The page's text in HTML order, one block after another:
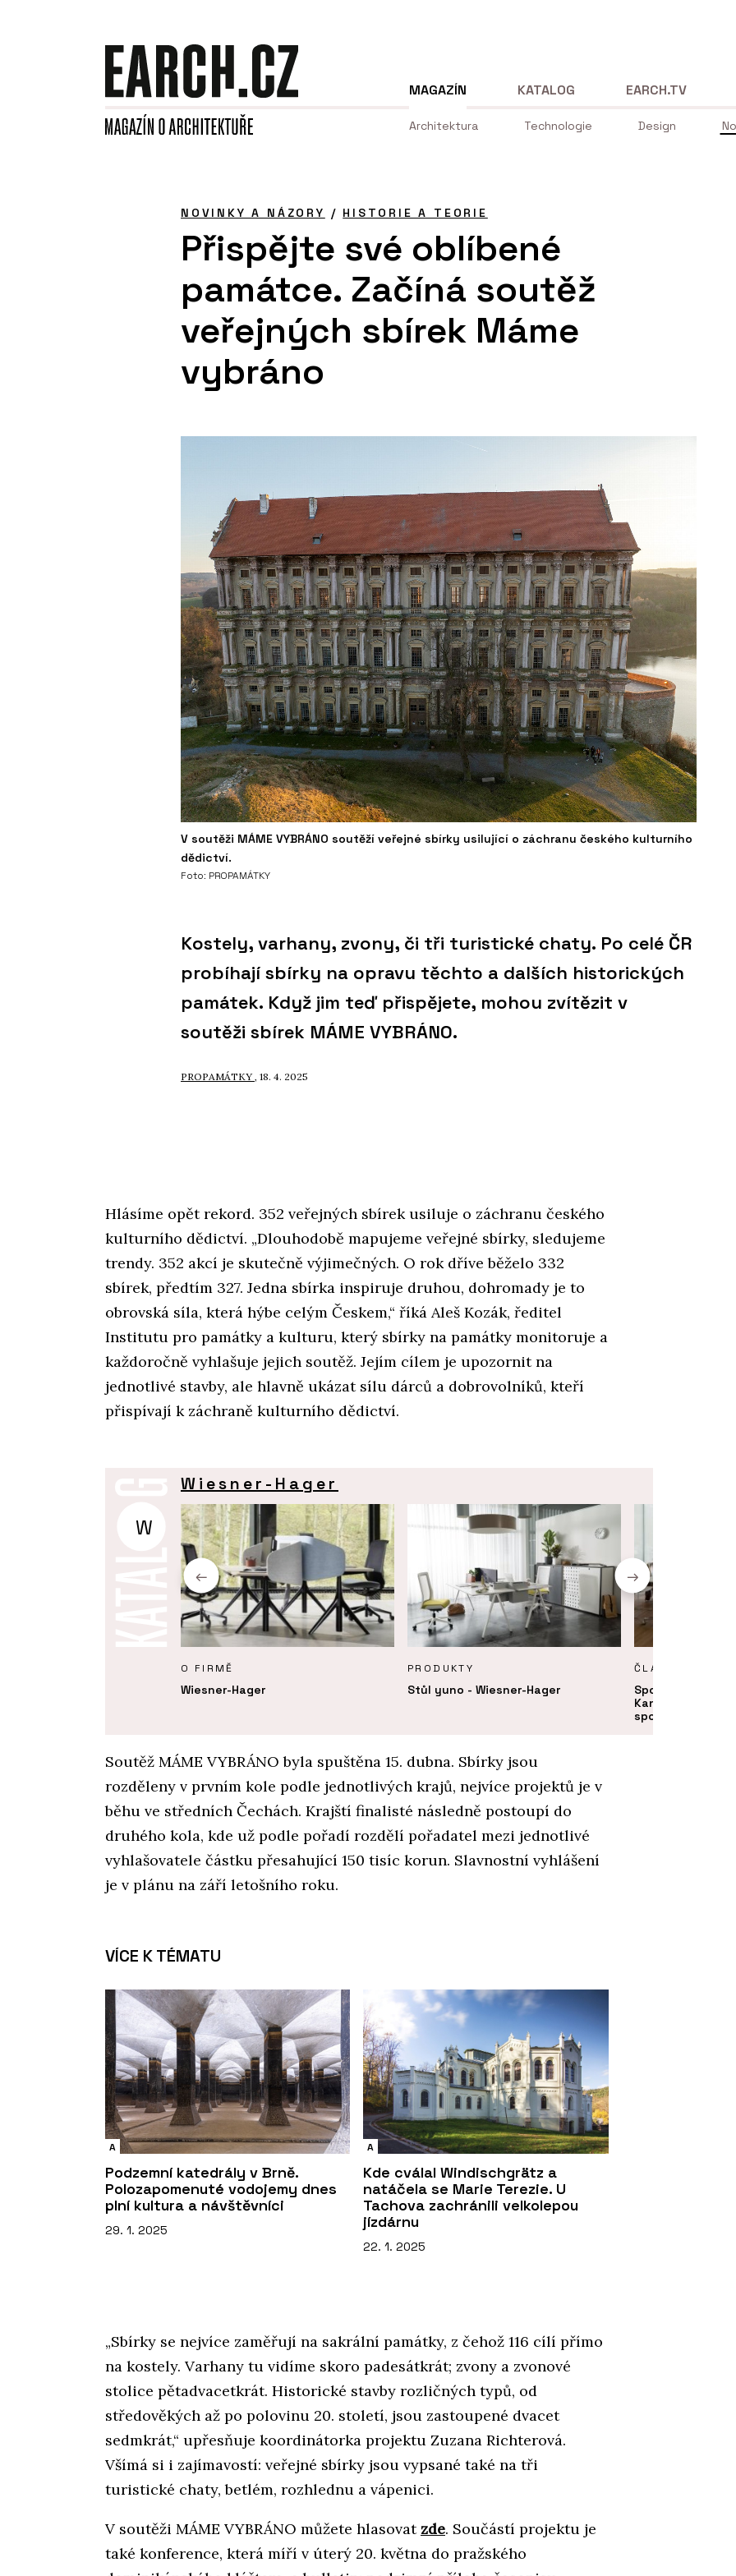
MAGAZÍN
Architektura Technologie Design
KATALOG EARCH.TV
NOVINKY A NÁZORY / HISTORIE A TEORIE
Přispějte své oblíbené
památce. Začíná soutěž
veřejných sbírek Máme
vybráno
V soutěži MÁME VYBRÁNO soutěží veřejné sbírky usilující o záchranu českého kulturního
dědictví.
Foto: PROPAMÁTKY
Kostely, varhany, zvony, či tři turistické chaty. Po celé ČR
probíhají sbírky na opravu těchto a dalších historických
památek. Když jim teď přispějete, mohou zvítězit v
soutěži sbírek MÁME VYBRÁNO.
PROPAMÁTKY, 18. 4. 2025
Hlásíme opět rekord. 352 veřejných sbírek usiluje o záchranu českého
kulturního dědictví. „Dlouhodobě mapujeme veřejné sbírky, sledujeme
trendy. 352 akcí je skutečně výjimečných. O rok dříve běželo 332
sbírek, předtím 327. Jedna sbírka inspiruje druhou, dohromady je to
obrovská síla, která hýbe celým Českem,“ říká Aleš Kozák, ředitel
Institutu pro památky a kulturu, který sbírky na památky monitoruje a
každoročně vyhlašuje jejich soutěž. Jejím cílem je upozornit na
jednotlivé stavby, ale hlavně ukázat sílu dárců a dobrovolníků, kteří
přispívají k záchraně kulturního dědictví.
W
Wiesner-Hager
O FIRMĚ
Wiesner-Hager
PRODUKTY
Stůl yuno - Wiesner-Hager
ČLÁNKY
Spolu u
Kanceláře se
spolupráci a
Soutěž MÁME VYBRÁNO byla spuštěna 15. dubna. Sbírky jsou
rozděleny v prvním kole podle jednotlivých krajů, nejvíce projektů je v
běhu ve středních Čechách. Krajští finalisté následně postoupí do
druhého kola, kde už podle pořadí rozdělí pořadatel mezi jednotlivé
vyhlašovatele částku přesahující 150 tisíc korun. Slavnostní vyhlášení
je v plánu na září letošního roku.
VÍCE K TÉMATU
A
Podzemní katedrály v Brně.
Polozapomenuté vodojemy dnes
plní kultura a návštěvníci
29. 1. 2025
A
Kde cválal Windischgrätz a
natáčela se Marie Terezie. U
Tachova zachránili velkolepou
jízdárnu
22. 1. 2025
„Sbírky se nejvíce zaměřují na sakrální památky, z čehož 116 cílí přímo
na kostely. Varhany tu vidíme skoro padesátkrát; zvony a zvonové
stolice pětadvacetkrát. Historické stavby rozličných typů, od
středověkých až po polovinu 20. století, jsou zastoupené dvacet
sedmkrát,“ upřesňuje koordinátorka projektu Zuzana Richterová.
Všímá si i zajímavostí: veřejné sbírky jsou vypsané také na tři
turistické chaty, betlém, rozhlednu a vápenici.
V soutěži MÁME VYBRÁNO můžete hlasovat zde. Součástí projektu je
také konference, která míří v úterý 20. května do pražského